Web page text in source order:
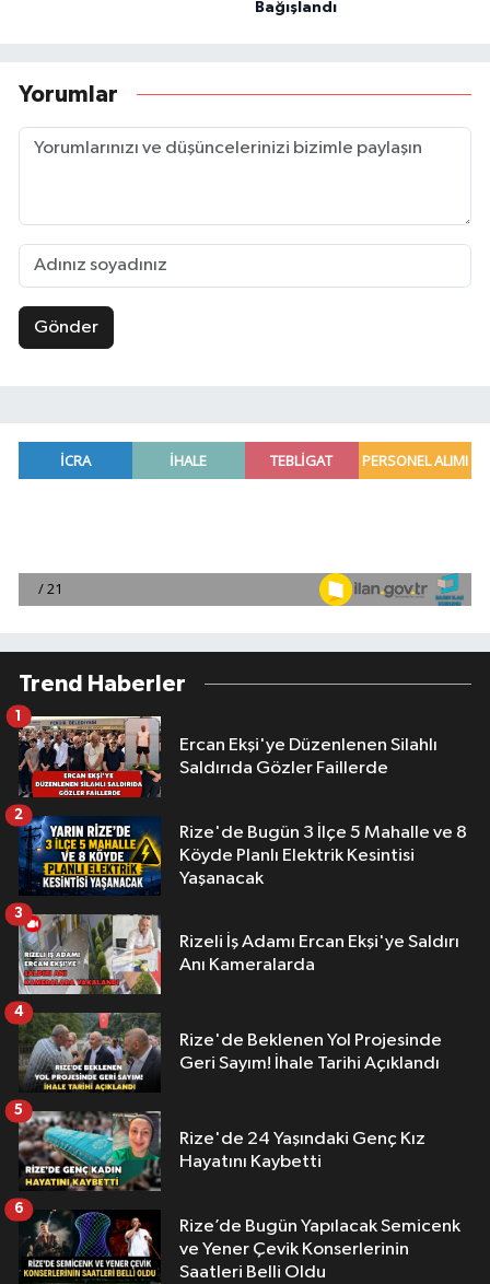
Bağışlandı
Yorumlar
Gönder
Trend Haberler
Ercan Ekşi'ye Düzenlenen Silahlı
Saldırıda Gözler Faillerde
1
Rize'de Bugün 3 İlçe 5 Mahalle ve 8
Köyde Planlı Elektrik Kesintisi
Yaşanacak
2
Rizeli İş Adamı Ercan Ekşi'ye Saldırı
Anı Kameralarda
3
Rize'de Beklenen Yol Projesinde
Geri Sayım! İhale Tarihi Açıklandı
4
Rize'de 24 Yaşındaki Genç Kız
Hayatını Kaybetti
5
Rize’de Bugün Yapılacak Semicenk
ve Yener Çevik Konserlerinin
Saatleri Belli Oldu
6